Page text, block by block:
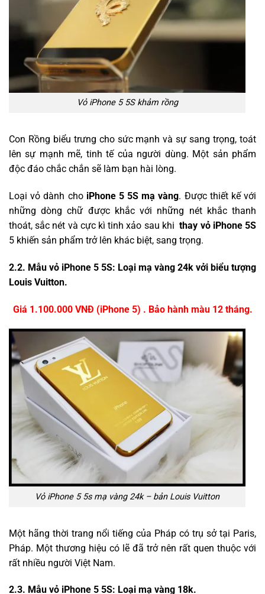
Vỏ iPhone 5 5S khảm rồng
Con Rồng biểu trưng cho sức mạnh và sự sang trọng, toát
lên sự mạnh mẽ, tinh tế của người dùng. Một sản phẩm
độc đáo chắc chắn sẽ làm bạn hài lòng.
Loại vỏ dành cho iPhone 5 5S mạ vàng. Được thiết kế với
những dòng chữ được khắc với những nét khắc thanh
thoát, sắc nét và cực kì tinh xảo sau khithay vỏ iPhone 5S
5 khiến sản phẩm trở lên khác biệt, sang trọng.
2.2. Mẫu vỏ iPhone 5 5S: Loại mạ vàng 24k vởi biểu tượng
Louis Vuitton.
Giá 1.100.000 VNĐ (iPhone 5) . Bảo hành màu 12 tháng.
Vỏ iPhone 5 5s mạ vàng 24k – bản Louis Vuitton
Một hãng thời trang nổi tiếng của Pháp có trụ sở tại Paris,
Pháp. Một thương hiệu có lẽ đã trở nên rất quen thuộc với
rất nhiều người Việt Nam.
2.3. Mẫu vỏ iPhone 5 5S: Loại mạ vàng 18k.